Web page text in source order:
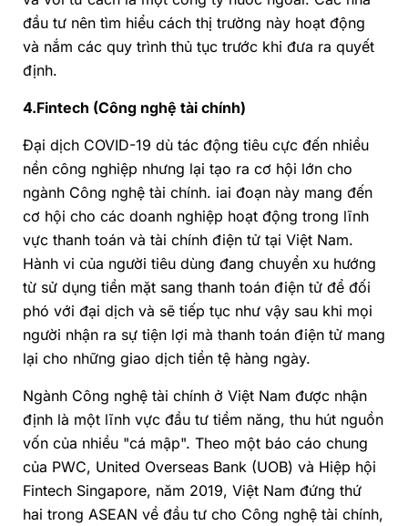
đầu tư nên tìm hiểu cách thị trường này hoạt động
và nắm các quy trình thủ tục trước khi đưa ra quyết
định.
4.Fintech (Công nghệ tài chính)
Đại dịch COVID-19 dù tác động tiêu cực đến nhiều
nền công nghiệp nhưng lại tạo ra cơ hội lớn cho
ngành Công nghệ tài chính. iai đoạn này mang đến
cơ hội cho các doanh nghiệp hoạt động trong lĩnh
vực thanh toán và tài chính điện tử tại Việt Nam.
Hành vi của người tiêu dùng đang chuyển xu hướng
từ sử dụng tiền mặt sang thanh toán điện tử để đối
phó với đại dịch và sẽ tiếp tục như vậy sau khi mọi
người nhận ra sự tiện lợi mà thanh toán điện tử mang
lại cho những giao dịch tiền tệ hàng ngày.
Ngành Công nghệ tài chính ở Việt Nam được nhận
định là một lĩnh vực đầu tư tiềm năng, thu hút nguồn
vốn của nhiều "cá mập". Theo một báo cáo chung
của PWC, United Overseas Bank (UOB) và Hiệp hội
Fintech Singapore, năm 2019, Việt Nam đứng thứ
hai trong ASEAN về đầu tư cho Công nghệ tài chính,